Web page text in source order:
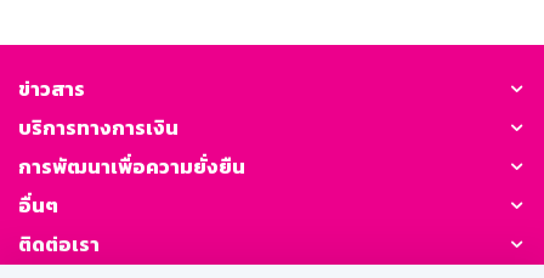
ข่าวสาร
บริการทางการเงิน
การพัฒนาเพื่อความยั่งยืน
อื่นๆ
ติดต่อเรา